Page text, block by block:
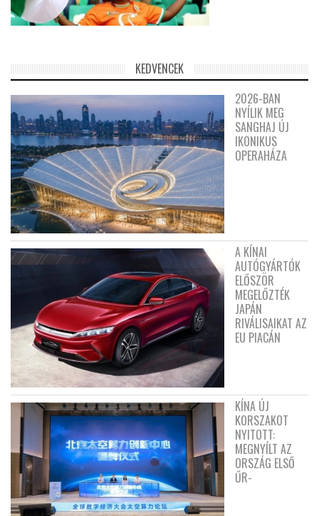
KEDVENCEK
2026-BAN
NYÍLIK MEG
SANGHAJ ÚJ
IKONIKUS
OPERAHÁZA
A KÍNAI
AUTÓGYÁRTÓK
ELŐSZÖR
MEGELŐZTÉK
JAPÁN
RIVÁLISAIKAT AZ
EU PIACÁN
KÍNA ÚJ
KORSZAKOT
NYITOTT:
MEGNYÍLT AZ
ORSZÁG ELSŐ
ŰR-